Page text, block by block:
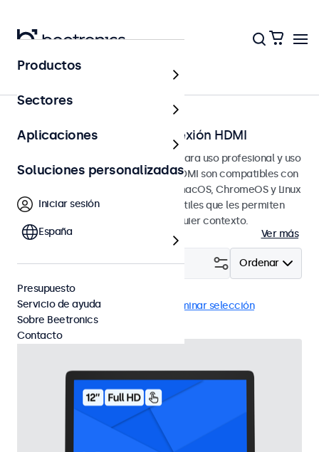
Página principal
Pantallas táctiles con conexión HDMI
Pantallas táctiles HDMI diseñadas para uso profesional y uso
continuo. Estas pantallas táctiles HDMI son compatibles con
los sistemas operativos Windows, macOS, ChromeOS y Linux
y tienen opciones de montaje versátiles que les permiten
integrarse perfectamente en cualquier contexto.
Ver más
Ordenar
Filtrar (4)
HDMI Pantallas táctiles 12" Eliminar selección
Productos
Sectores
Aplicaciones
Soluciones personalizadas
Iniciar sesión
España
Presupuesto
Servicio de ayuda
Sobre Beetronics
Contacto